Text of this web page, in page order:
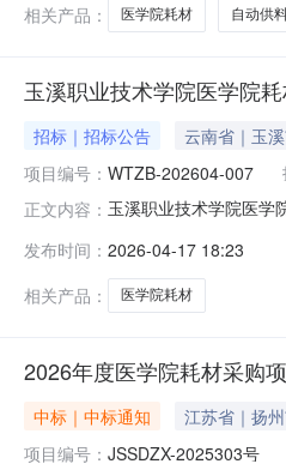
相关产品：
医学院耗材 自动供
玉溪职业技术学院医学院
招标｜招标公告 云南省｜玉
项目编号： WTZB-202604-007
正文内容： 玉溪职业技术学院医学
争性谈判竞争性磋商询
发布时间： 2026-04-17 18:23
相关产品：
医学院耗材
2026年度医学院耗材采购
中标｜中标通知 江苏省｜扬
项目编号： JSSDZX-2025303号